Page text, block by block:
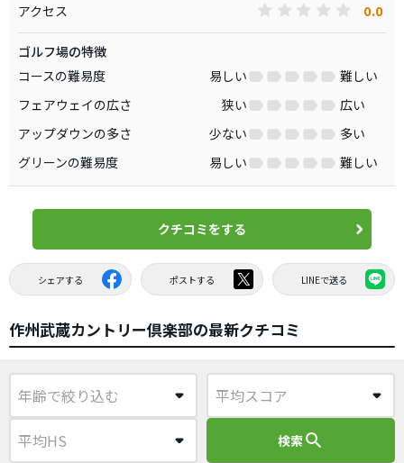
アクセス 0.0
ゴルフ場の特徴
コースの難易度
易しい
難しい
フェアウェイの広さ
狭い
広い
アップダウンの多さ
少ない
多い
グリーンの難易度
易しい 難しい
クチコミをする
シェアする ポストする LINEで送る
作州武蔵カントリー倶楽部の最新クチコミ
検索search